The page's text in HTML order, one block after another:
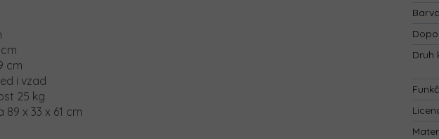
cm
i vzad
25 kg
x 33 x 61 cm
Barva
Druh